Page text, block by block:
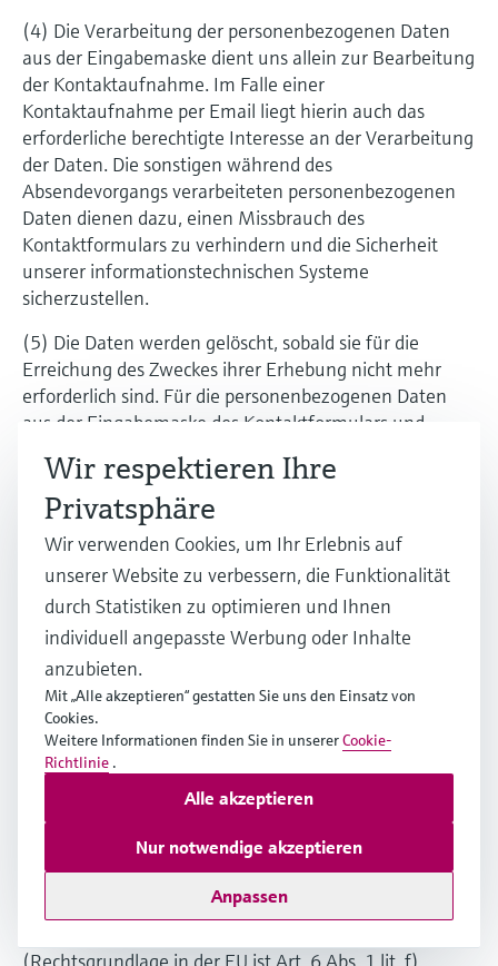
(4) Die Verarbeitung der personenbezogenen Daten
aus der Eingabemaske dient uns allein zur Bearbeitung
der Kontaktaufnahme. Im Falle einer
Kontaktaufnahme per Email liegt hierin auch das
erforderliche berechtigte Interesse an der Verarbeitung
der Daten. Die sonstigen während des
Absendevorgangs verarbeiteten personenbezogenen
Daten dienen dazu, einen Missbrauch des
Kontaktformulars zu verhindern und die Sicherheit
unserer informationstechnischen Systeme
sicherzustellen.
(5) Die Daten werden gelöscht, sobald sie für die
Erreichung des Zweckes ihrer Erhebung nicht mehr
erforderlich sind. Für die personenbezogenen Daten
aus der Eingabemaske des Kontaktformulars und
dann der Fall, wenn die jeweilige Konversation mit
dem Nutzer beendet ist. Beendet ist die Konversation
dann, wenn sich aus den Umständen entnehmen lässt,
dass der betroffene Sachverhalt abschließend geklärt
4. Bereitstellung der Webseite und
Logfiles
(1) Bei der bloß informatorischen Nutzung der
Webseite, also wenn Sie sich nicht registrieren oder
uns anderweitig Informationen übermitteln, erheben
wir nur die personenbezogenen Daten, die Ihr Browser
automatisch an unseren Server übermittelt. Wenn Sie
unsere Webseite betrachten möchten, erheben wir die
folgenden Daten, die für uns technisch erforderlich
sind, um Ihnen unsere Webseite anzuzeigen und die
(Rechtsgrundlage in der EU ist Art. 6 Abs. 1 lit. f)
Wir respektieren Ihre
Privatsphäre
Wir verwenden Cookies, um Ihr Erlebnis auf
unserer Website zu verbessern, die Funktionalität
durch Statistiken zu optimieren und Ihnen
individuell angepasste Werbung oder Inhalte
anzubieten.
Mit „Alle akzeptieren“ gestatten Sie uns den Einsatz von
Cookies.
Weitere Informationen finden Sie in unsererCookie-
Richtlinie .
Anpassen
Nur notwendige akzeptieren
Alle akzeptieren